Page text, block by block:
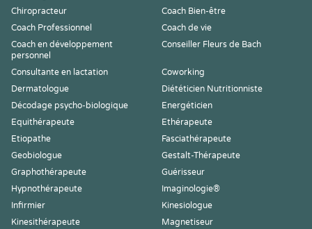
Chiropracteur
Coach Bien-être
Coach Professionnel
Coach de vie
Coach en développement
personnel
Conseiller Fleurs de Bach
Consultante en lactation
Coworking
Dermatologue
Diététicien Nutritionniste
Décodage psycho-biologique
Energéticien
Equithérapeute
Ethérapeute
Etiopathe
Fasciathérapeute
Geobiologue
Gestalt-Thérapeute
Graphothérapeute
Guérisseur
Hypnothérapeute
Imaginologie®
Infirmier
Kinesiologue
Kinesithérapeute
Magnetiseur